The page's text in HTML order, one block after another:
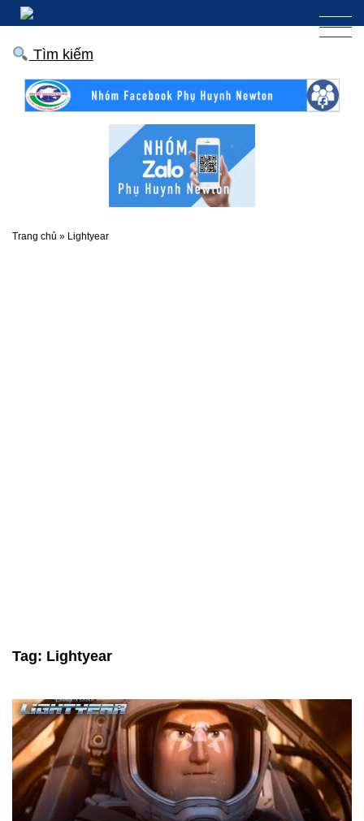
Tìm kiếm
Trang chủ » Lightyear
Tag: Lightyear